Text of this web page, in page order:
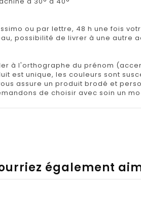
ou par lettre, 48 h une fois
possibilité de livrer à une autre
à l'orthographe du prénom
est unique, les couleurs sont
assure un produit brodé et
de choisir avec soin un
également